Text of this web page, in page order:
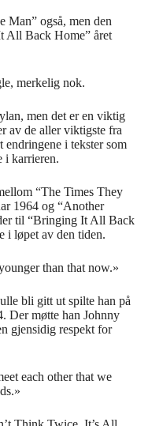
Man” også, men den
All Back Home” året
merkelig nok.
men det er en viktig
av de aller viktigste fra
i tekster som
i karrieren.
“The Times They
1964 og “Another
til “Bringing It All Back
i løpet av den tiden.
than that now.»
bli gitt ut spilte han på
Der møtte han Johnny
gjensidig respekt for
each other that we